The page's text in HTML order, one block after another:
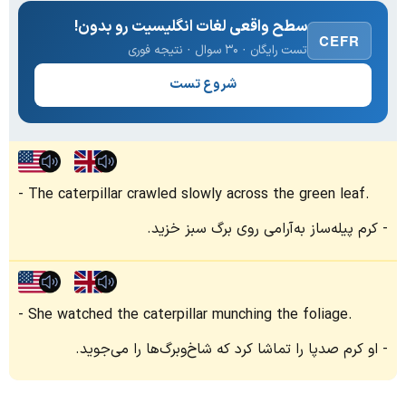
CEFR
سطح واقعی لغات انگلیسیت رو بدون!
تست رایگان · ۳۰ سوال · نتیجه فوری
شروع تست
The caterpillar crawled slowly across the green leaf.
کرم پیله‌ساز به‌آرامی روی برگ سبز خزید.
She watched the caterpillar munching the foliage.
او کرم صدپا را تماشا کرد که شاخ‌وبرگ‌ها را می‌جوید.